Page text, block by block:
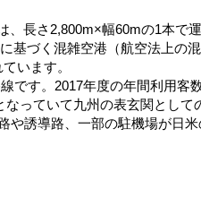
長さ2,800m×幅60mの1本で
基づく混雑空港（航空法上の
います。
す。2017年度の年間利用客
っていて九州の表玄関として
誘導路、一部の駐機場が日